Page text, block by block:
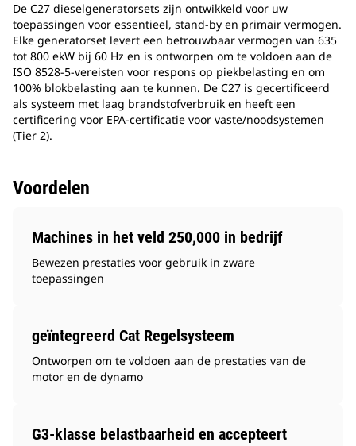
De C27 dieselgeneratorsets zijn ontwikkeld voor uw
toepassingen voor essentieel, stand-by en primair vermogen.
Elke generatorset levert een betrouwbaar vermogen van 635
tot 800 ekW bij 60 Hz en is ontworpen om te voldoen aan de
ISO 8528-5-vereisten voor respons op piekbelasting en om
100% blokbelasting aan te kunnen. De C27 is gecertificeerd
als systeem met laag brandstofverbruik en heeft een
certificering voor EPA-certificatie voor vaste/noodsystemen
(Tier 2).
Voordelen
Machines in het veld 250,000 in bedrijf
Bewezen prestaties voor gebruik in zware
toepassingen
geïntegreerd Cat Regelsysteem
Ontworpen om te voldoen aan de prestaties van de
motor en de dynamo
G3-klasse belastbaarheid en accepteert